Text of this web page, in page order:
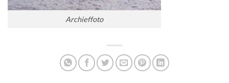
Archieffoto